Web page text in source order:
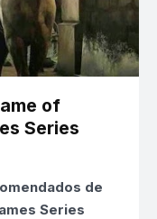
of
Series
de
Series